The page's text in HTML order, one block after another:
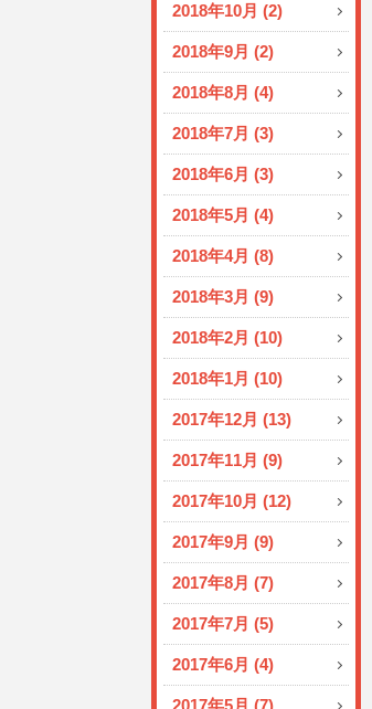
2018年10月 (2)
2018年9月 (2)
2018年8月 (4)
2018年7月 (3)
2018年6月 (3)
2018年5月 (4)
2018年4月 (8)
2018年3月 (9)
2018年2月 (10)
2018年1月 (10)
2017年12月 (13)
2017年11月 (9)
2017年10月 (12)
2017年9月 (9)
2017年8月 (7)
2017年7月 (5)
2017年6月 (4)
2017年5月 (7)